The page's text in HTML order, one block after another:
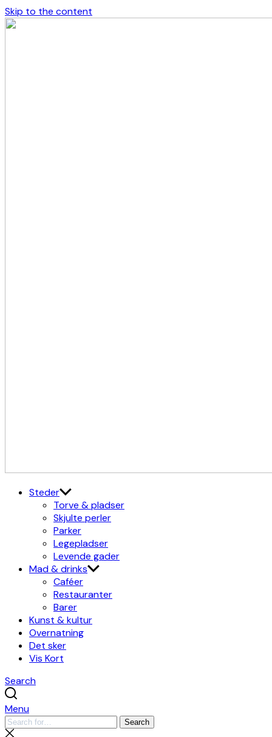
Skip to the content
Steder
Torve & pladser
Skjulte perler
Parker
Legepladser
Levende gader
Mad & drinks
Caféer
Restauranter
Barer
Kunst & kultur
Overnatning
Det sker
Vis Kort
Search
Menu
Search
for:
Search
Close